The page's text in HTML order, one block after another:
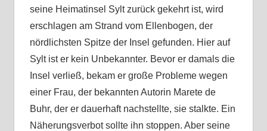
seine Heimatinsel Sylt zurück gekehrt ist, wird
erschlagen am Strand vom Ellenbogen, der
nördlichsten Spitze der Insel gefunden. Hier auf
Sylt ist er kein Unbekannter. Bevor er damals die
Insel verließ, bekam er große Probleme wegen
einer Frau, der bekannten Autorin Marete de
Buhr, der er dauerhaft nachstellte, sie stalkte. Ein
Näherungsverbot sollte ihn stoppen. Aber seine